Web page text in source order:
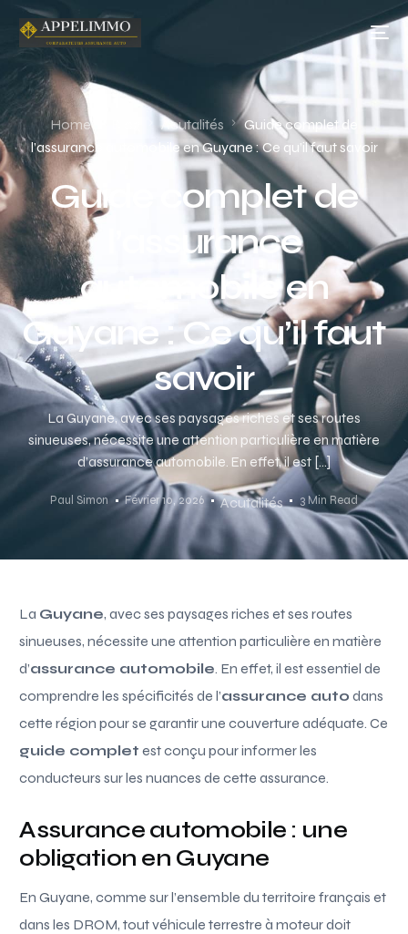
Home Acutalités
Guide complet de
l’assurance automobile en Guyane : Ce qu’il faut savoir
Guide complet de
l’assurance
automobile en
Guyane : Ce qu’il faut
savoir
La Guyane, avec ses paysages riches et ses routes
sinueuses, nécessite une attention particulière en matière
d’assurance automobile. En effet, il est […]
Paul Simon Février 10, 2026 Acutalités 3 Min Read
La Guyane, avec ses paysages riches et ses routes
sinueuses, nécessite une attention particulière en matière
d’assurance automobile. En effet, il est essentiel de
comprendre les spécificités de l’assurance auto dans
cette région pour se garantir une couverture adéquate. Ce
guide complet est conçu pour informer les
conducteurs sur les nuances de cette assurance.
Assurance automobile : une
obligation en Guyane
En Guyane, comme sur l’ensemble du territoire français et
dans les DROM, tout véhicule terrestre à moteur doit